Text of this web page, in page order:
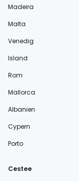
Madeira
Malta
Venedig
Island
Rom
Mallorca
Albanien
Cypern
Porto
Cestee